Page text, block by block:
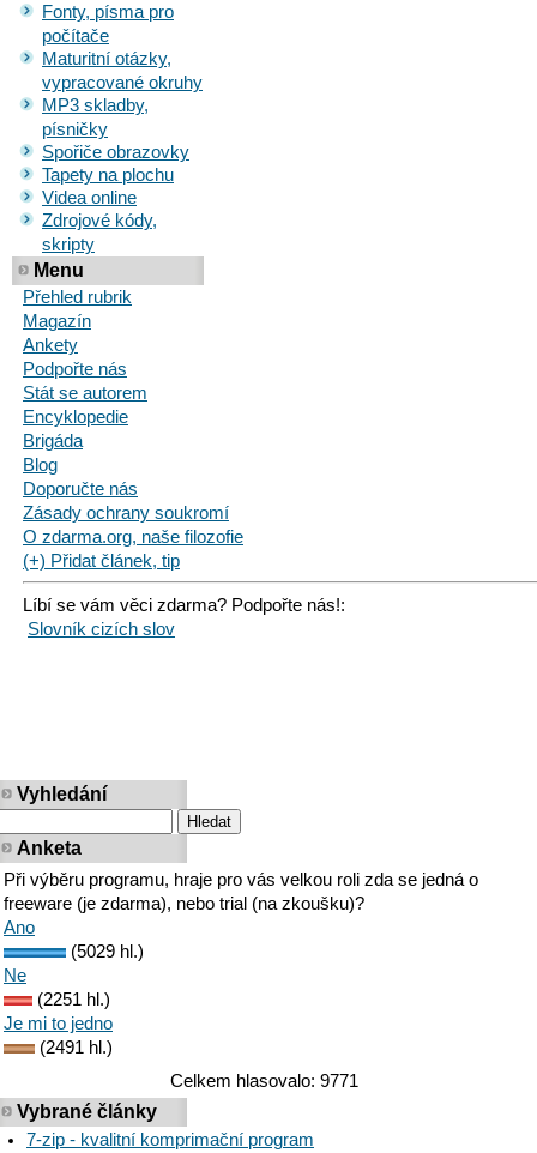
Fonty, písma pro
počítače
Maturitní otázky,
vypracované okruhy
MP3 skladby,
písničky
Spořiče obrazovky
Tapety na plochu
Videa online
Zdrojové kódy,
skripty
Menu
Přehled rubrik
Magazín
Ankety
Podpořte nás
Stát se autorem
Encyklopedie
Brigáda
Blog
Doporučte nás
Zásady ochrany soukromí
O zdarma.org, naše filozofie
(+) Přidat článek, tip
Líbí se vám věci zdarma? Podpořte nás!:
Slovník cizích slov
Vyhledání
Anketa
Při výběru programu, hraje pro vás velkou roli zda se jedná o
freeware (je zdarma), nebo trial (na zkoušku)?
Ano
(5029 hl.)
Ne
(2251 hl.)
Je mi to jedno
(2491 hl.)
Celkem hlasovalo: 9771
Vybrané články
7-zip - kvalitní komprimační program